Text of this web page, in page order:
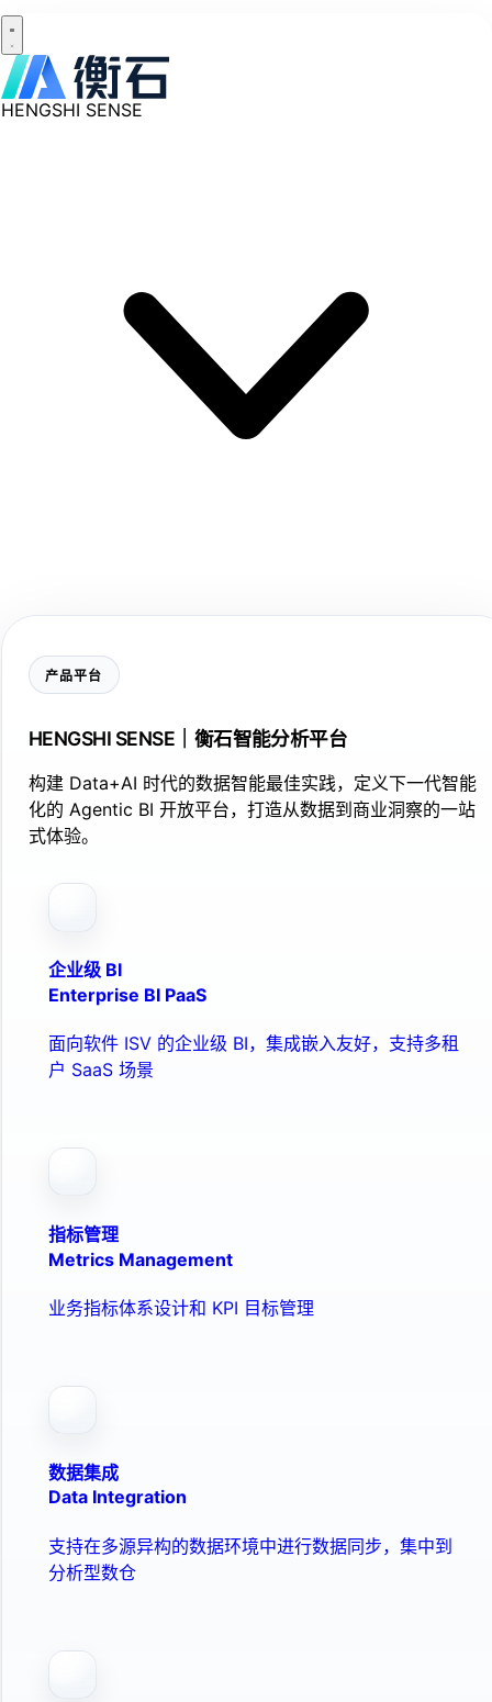
HENGSHI SENSE
产品平台
HENGSHI SENSE｜衡石智能分析平台
构建 Data+AI 时代的数据智能最佳实践，定义下一代智能
化的 Agentic BI 开放平台，打造从数据到商业洞察的一站
式体验。
企业级 BI
Enterprise BI PaaS
面向软件 ISV 的企业级 BI，集成嵌入友好，支持多租
户 SaaS 场景
指标管理
Metrics Management
业务指标体系设计和 KPI 目标管理
数据集成
Data Integration
支持在多源异构的数据环境中进行数据同步，集中到
分析型数仓